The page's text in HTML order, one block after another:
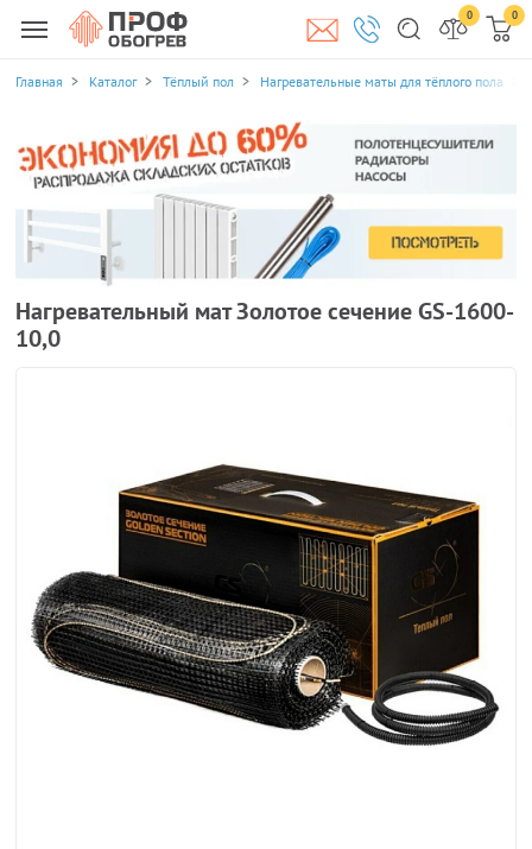
0 0
Главная Каталог Тёплый пол Нагревательные маты для тёплого пола
Нагревательный мат Золотое сечение GS-1600-
10,0